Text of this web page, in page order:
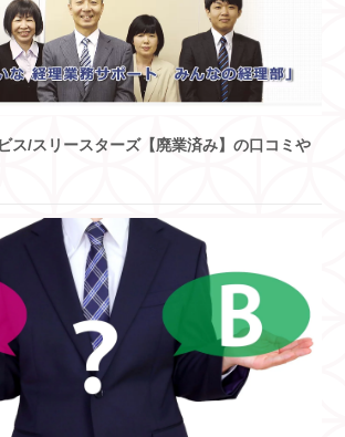
ス/スリースターズ【廃業済み】の口コミや